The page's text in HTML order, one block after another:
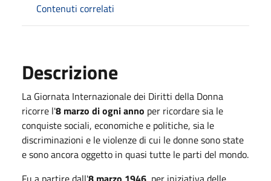
Contenuti correlati
Descrizione
La Giornata Internazionale dei Diritti della Donna
ricorre l'8 marzo di ogni anno per ricordare sia le
conquiste sociali, economiche e politiche, sia le
discriminazioni e le violenze di cui le donne sono state
e sono ancora oggetto in quasi tutte le parti del mondo.